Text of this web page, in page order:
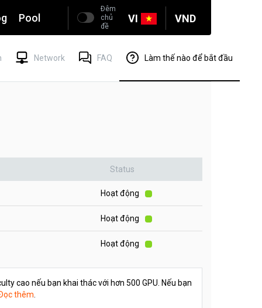
VI VND
Pool
Đêm
chủ
đề
Network FAQ Làm thế nào để bắt đầu
Status
Hoạt động
Hoạt động
Hoạt động
cao nếu bạn khai thác với hơn 500 GPU. Nếu bạn
thêm